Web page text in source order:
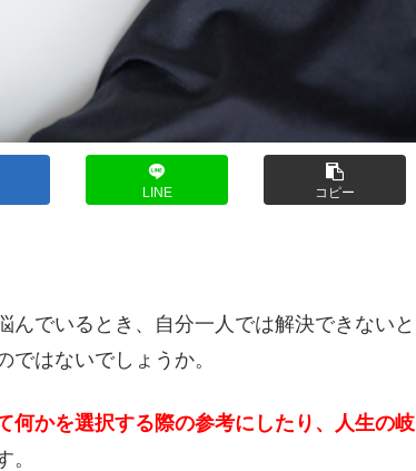
LINE コピー
でいるとき、自分一人では解決できないと
はないでしょうか。
何かを選択する際の参考にしたり、人生の岐
。